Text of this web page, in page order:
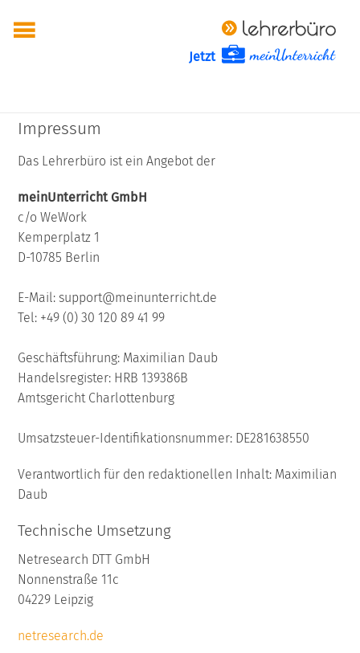
Jetzt
Impressum
Das Lehrerbüro ist ein Angebot der
meinUnterricht GmbH
c/o WeWork
Kemperplatz 1
D-10785 Berlin
E-Mail: support@meinunterricht.de
Tel: +49 (0) 30 120 89 41 99
Geschäftsführung: Maximilian Daub
Handelsregister: HRB 139386B
Amtsgericht Charlottenburg
Umsatzsteuer-Identifikationsnummer: DE281638550
Verantwortlich für den redaktionellen Inhalt: Maximilian
Daub
Technische Umsetzung
Netresearch DTT GmbH
Nonnenstraße 11c
04229 Leipzig
netresearch.de